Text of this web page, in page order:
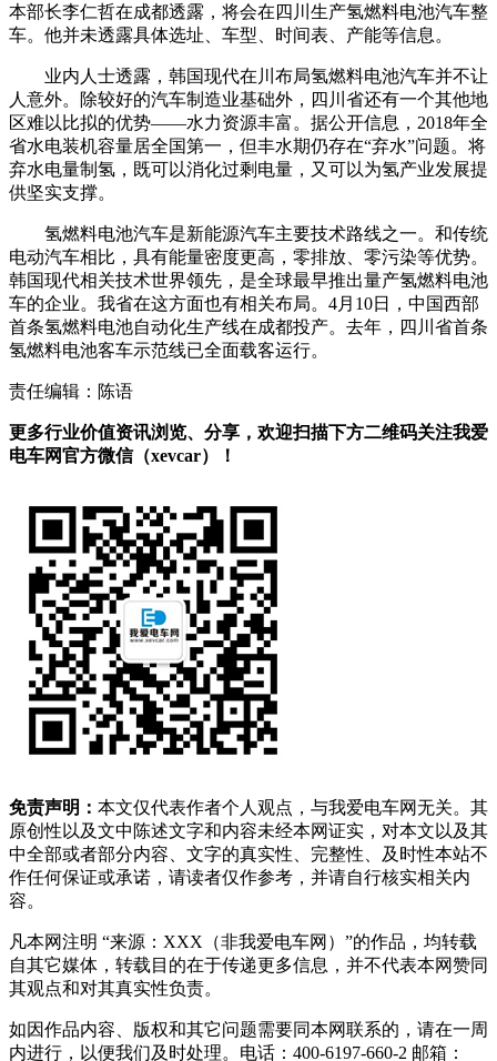
本部长李仁哲在成都透露，将会在四川生产氢燃料电池汽车整
车。 他并未透露具体选址、车型、时间表、产能等信息。
业内人士透露，韩国现代在川布局氢燃料电池汽车并不让
人意外。除较好的汽车制造业基础外，四川省还有一个其他地
区难以比拟的优势——水力资源丰富。据公开信息，2018年全
省水电装机容量居全国第一，但丰水期仍存在“弃水”问题。将
弃水电量制氢，既可以消化过剩电量，又可以为氢产业发展提
供坚实支撑。
氢燃料电池汽车是新能源汽车主要技术路线之一。和传统
电动汽车相比，具有能量密度更高，零排放、零污染等优势。
韩国现代相关技术世界领先，是全球最早推出量产氢燃料电池
车的企业。我省在这方面也有相关布局。4月10日，中国西部
首条氢燃料电池自动化生产线在成都投产。去年，四川省首条
氢燃料电池客车示范线已全面载客运行。
责任编辑：陈语
更多行业价值资讯浏览、分享，欢迎扫描下方二维码关注我爱
电车网官方微信（xevcar）！
免责声明： 本文仅代表作者个人观点，与我爱电车网无关。其
原创性以及文中陈述文字和内容未经本网证实，对本文以及其
中全部或者部分内容、文字的真实性、完整性、及时性本站不
作任何保证或承诺，请读者仅作参考，并请自行核实相关内
容。
凡本网注明 “来源：XXX（非我爱电车网）”的作品，均转载
自其它媒体，转载目的在于传递更多信息，并不代表本网赞同
其观点和对其真实性负责。
如因作品内容、版权和其它问题需要同本网联系的，请在一周
内进行，以便我们及时处理。电话：400-6197-660-2 邮箱：